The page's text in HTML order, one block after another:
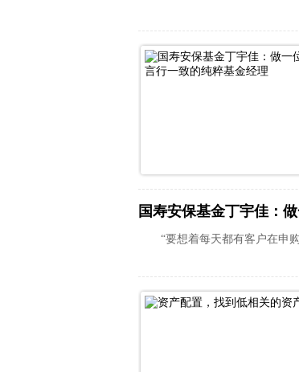
国寿安保基金丁宇佳：
“要想着每天都有客户在申